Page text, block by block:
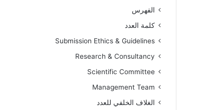
الفهرس
كلمة العدد
Submission Ethics & Guidelines
Research & Consultancy
Scientific Committee
Management Team
الغلاف الخلفي للعدد